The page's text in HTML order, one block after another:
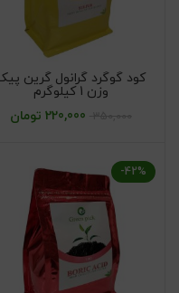
کود گوگرد گرانول گرین
وزن 1 کیلوگرم
220,000 تومان
-42%